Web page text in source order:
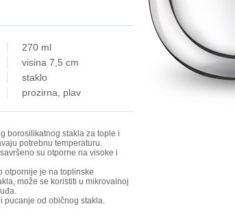
270 ml
visina 7,5 cm
staklo
prozirna, plav
borosilikatnog stakla za tople i
potrebnu temperaturu.
su otporne na visoke i
otpornije je na toplinske
može se koristiti u mikrovalnoj
pucanje od običnog stakla.